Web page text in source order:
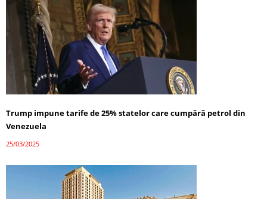
Trump impune tarife de 25% statelor care cumpără petrol din
Venezuela
25/03/2025